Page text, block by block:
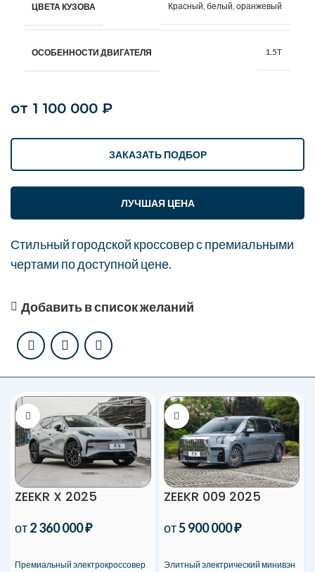
ЦВЕТА КУЗОВА Красный, белый, оранжевый
ОСОБЕННОСТИ ДВИГАТЕЛЯ 1.5T
от 1 100 000 ₽
ЛУЧШАЯ ЦЕНА
ЗАКАЗАТЬ ПОДБОР
Стильный городской кроссовер с премиальными
чертами по доступной цене.
Добавить в список желаний
ZEEKR X 2025
от2 360 000₽
Премиальный электрокроссовер
ZEEKR 009 2025
от5 900 000₽
Элитный электрический минивэн